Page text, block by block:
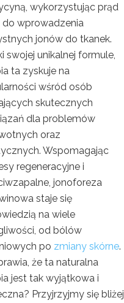
wykorzystując prąd
do wprowadzenia
jonów do tkanek.
swojej unikalnej formule,
ta zyskuje na
wśród osób
skutecznych
dla problemów
oraz
Wspomagając
regeneracyjne i
jonoforeza
staje się
na wiele
od bólów
po zmiany skórne.
że ta naturalna
jest tak wyjątkowa i
Przyjrzyjmy się bliżej